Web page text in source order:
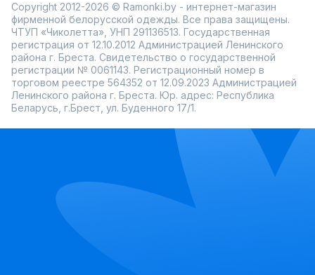
Copyright 2012-2026 © Ramonki.by - интернет-магазин
фирменной белорусской одежды. Все права защищены.
ЧТУП «Чиколетта», УНП 291136513. Государственная
регистрация от 12.10.2012 Администрацией Ленинского
района г. Бреста. Свидетельство о государственной
регистрации № 0061143. Регистрационный номер в
торговом реестре 564352 от 12.09.2023 Администрацией
Ленинского района г. Бреста. Юр. адрес: Республика
Беларусь, г.Брест, ул. Буденного 17/1.